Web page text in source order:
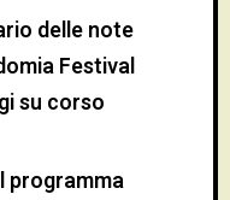
delle note
Festival
su corso
programma